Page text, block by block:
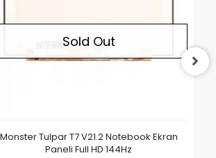
NV140WUM-N49 Notebook Ekran Paneli